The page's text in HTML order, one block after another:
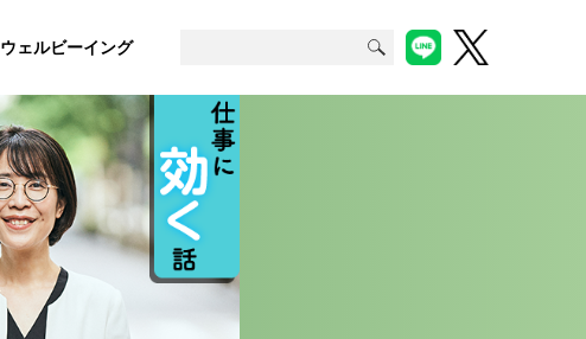
ウェルビーイング